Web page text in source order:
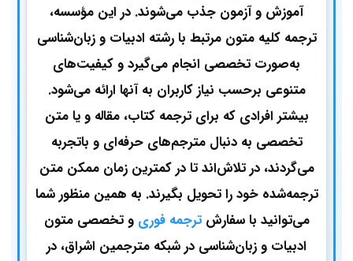
آموزش و آزمون جذب می‌شوند. در این مؤسسه،
ترجمه کلیه متون مرتبط با رشته ادبیات و زبان‌شناسی
به‌صورت تخصصی انجام می‌گیرد و کیفیت‌های
متنوعی برحسب نیاز کاربران به آنها ارائه می‌شود.
بیشتر افرادی که برای ترجمه کتاب، مقاله و یا متن
تخصصی به دنبال مترجم‌های حرفه‌ای و باتجربه
می‌گردند، در تلاش‌اند تا در کمترین زمان ممکن متن
ترجمه‌شده خود را تحویل بگیرند. به همین منظور شما
می‌توانید با سفارشترجمه فوری و تخصصی متون
ادبیات و زبان‌شناسی در شبکه مترجمین اشراق، در